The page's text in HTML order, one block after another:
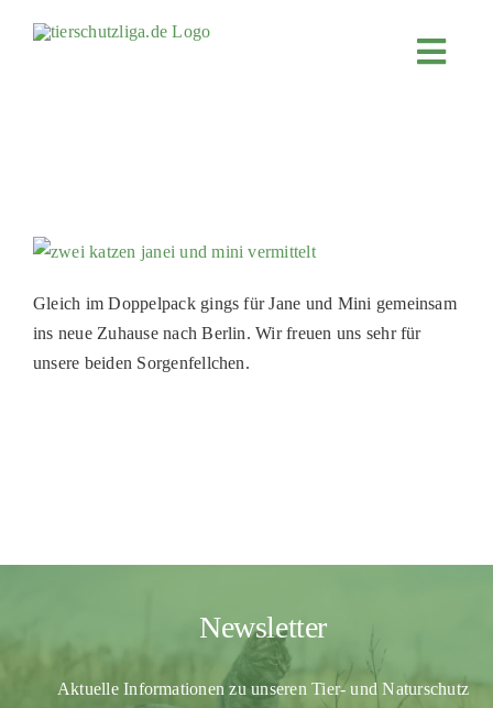
MITMACHEN
KOOPERATIONEN
4KIDS
Gleich im Doppelpack gings für Jane und Mini gemeinsam
ins neue Zuhause nach Berlin. Wir freuen uns sehr für
unsere beiden Sorgenfellchen.
Newsletter
Aktuelle Informationen zu unseren Tier- und Naturschutz